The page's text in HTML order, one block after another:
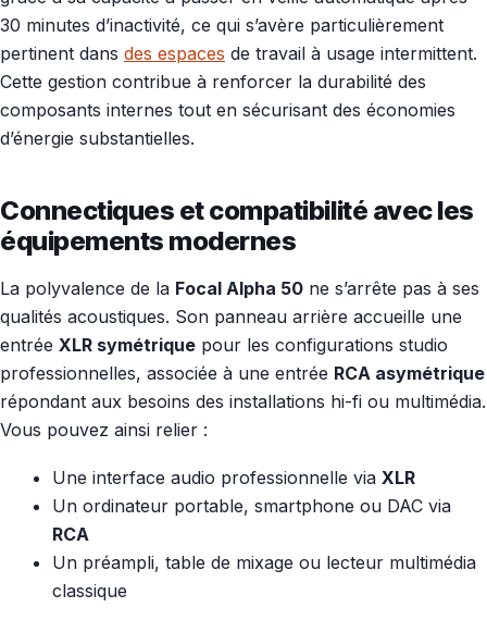
30 minutes d’inactivité, ce qui s’avère particulièrement
pertinent dans des espaces de travail à usage intermittent.
Cette gestion contribue à renforcer la durabilité des
composants internes tout en sécurisant des économies
d’énergie substantielles.
Connectiques et compatibilité avec les
équipements modernes
La polyvalence de la Focal Alpha 50 ne s’arrête pas à ses
qualités acoustiques. Son panneau arrière accueille une
entrée XLR symétrique pour les configurations studio
professionnelles, associée à une entrée RCA asymétrique
répondant aux besoins des installations hi-fi ou multimédia.
Vous pouvez ainsi relier :
Une interface audio professionnelle via XLR
Un ordinateur portable, smartphone ou DAC via
RCA
Un préampli, table de mixage ou lecteur multimédia
classique